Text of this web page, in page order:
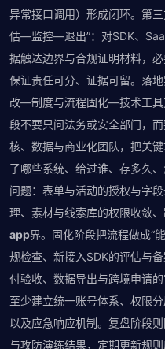
异常接口调用）形成闭环。第
估—监控—退出”：对SDK、
据触达边界与合规证明材料，
保证责任可分、证据可留。落
改—制度与流程固化—技术工
段不要只问法务或安全部门，
核、数据与商业化团队，把关
了哪些系统、给过谁、存多久
问题：表单与活动的授权与字
理、素材与线索库的权限收敛
app界。固化阶段把流程做成“
规检查、新接入SDK的评估与
付验收、数据导出与跨境申请
至少建立统一账号体系、权限
以及应急响应机制。复盘阶段
与攻防演练结果，定期更新规